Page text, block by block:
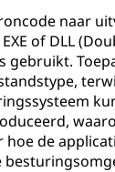
naar
of DLL
de